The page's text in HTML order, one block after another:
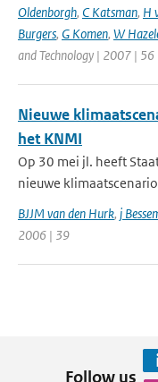
Oldenborgh, C Katsman, H
Burgers, G Komen, W
and Technology | 2007 | 56
Nieuwe
het KNMI
Op 30 mei jl. heeft
nieuwe
BJJM van den Hurk, j
2006 | 39
Follow us